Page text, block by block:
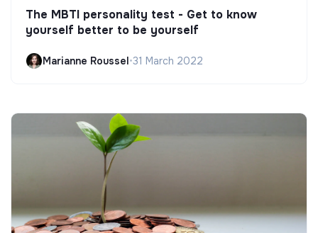
The MBTI personality test - Get to know
yourself better to be yourself
Marianne Roussel•31 March 2022